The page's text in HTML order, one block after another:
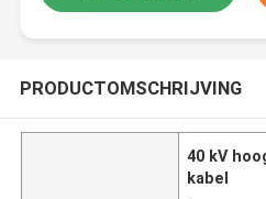
PRODUCTOMSCHRIJVING
40 kV
kabel